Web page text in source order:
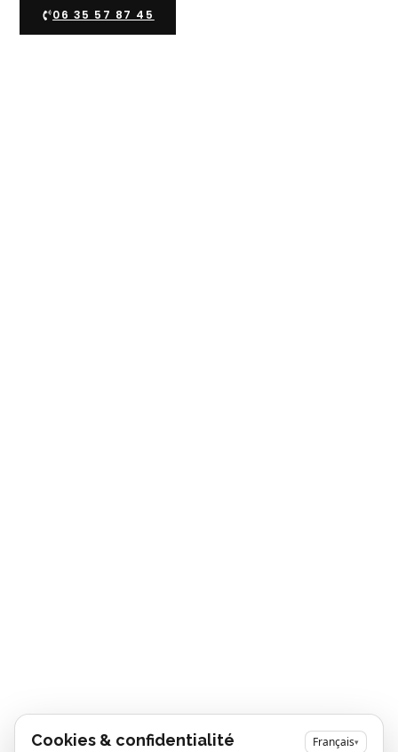
06 35 57 87 45
Cookies & confidentialité Français▾